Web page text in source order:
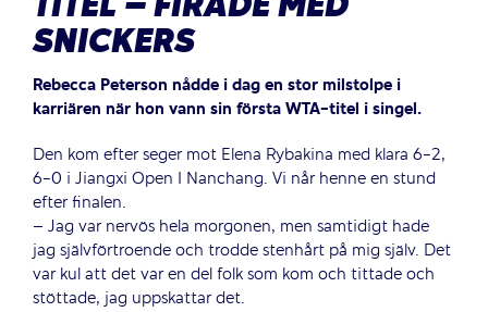
SNICKERS
Rebecca Peterson nådde i dag en stor milstolpe i
karriären när hon vann sin första WTA-titel i singel.
Den kom efter seger mot Elena Rybakina med klara 6-2,
6-0 i Jiangxi Open I Nanchang. Vi når henne en stund
efter finalen.
– Jag var nervös hela morgonen, men samtidigt hade
jag självförtroende och trodde stenhårt på mig själv. Det
var kul att det var en del folk som kom och tittade och
stöttade, jag uppskattar det.